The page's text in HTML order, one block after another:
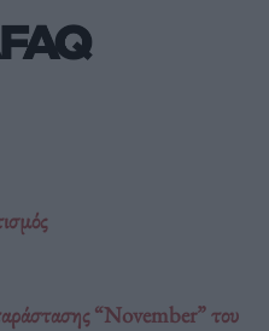
“November” του